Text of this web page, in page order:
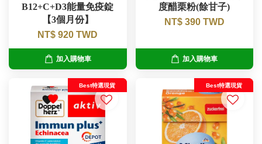
B12+C+D3能量免疫錠
【3個月份】
NT$ 920 TWD
加入購物車
度醋栗粉(餘甘子)
NT$ 390 TWD
加入購物車
Best特選現貨 Best特選現貨